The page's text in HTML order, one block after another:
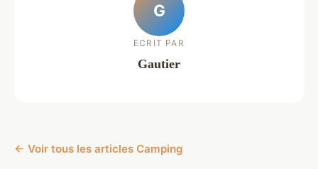
G
ECRIT PAR
Gautier
← Voir tous les articles Camping